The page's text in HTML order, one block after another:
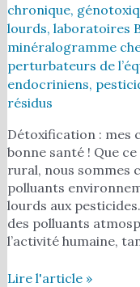
chronique,
lourds, laboratoires
minéralogramme
perturbateurs de
endocriniens,
résidus
Détoxification : mes
bonne santé ! Que
rural, nous sommes
polluants
lourds aux
des polluants
l’activité humaine,
Lire l'article »